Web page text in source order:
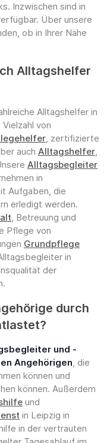
Inzwischen sind in
Über unsere
ob in Ihrer Nähe
Alltagshelfer
Alltagshelfer in
von
, zertifizierte
auch Alltagshelfer,
Alltagsbegleiter
in
Aufgaben, die
erledigt werden.
, Betreuung und
Pflege von
Grundpflege
in
der
durch
und -
Angehörigen, die
können und
können. Außerdem
und
in Leipzig in
in der vertrauten